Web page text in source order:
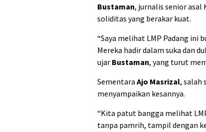
Bustaman, jurnalis senior asal
soliditas yang berakar kuat.
“Saya melihat LMP Padang ini
Mereka hadir dalam suka dan
ujar Bustaman, yang turut
Sementara Ajo Masrizal, salah
menyampaikan kesannya.
“Kita patut bangga melihat
tanpa pamrih, tampil dengan